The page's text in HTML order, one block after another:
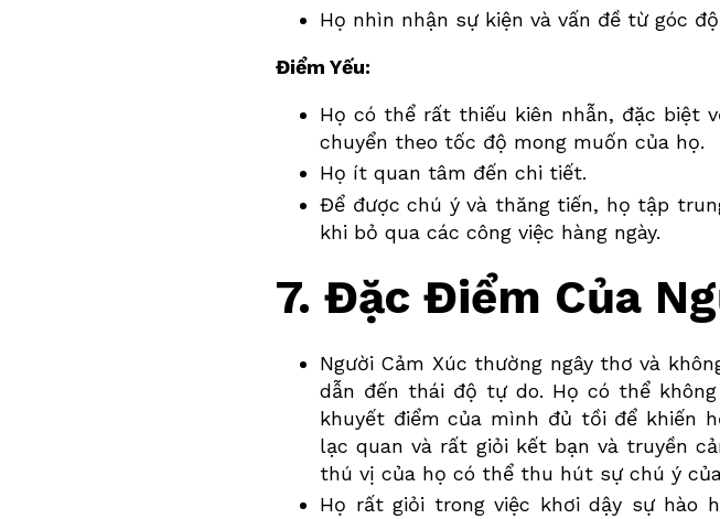
Họ nhìn nhận sự kiện và vấn đề từ góc
Điểm Yếu:
Họ có thể rất thiếu kiên nhẫn, đặc biệt
chuyển theo tốc độ mong muốn của họ.
Họ ít quan tâm đến chi tiết.
Để được chú ý và thăng tiến, họ tập
khi bỏ qua các công việc hàng ngày.
7. Đặc Điểm Của
Người Cảm Xúc thường ngây thơ và
dẫn đến thái độ tự do. Họ có thể
khuyết điểm của mình đủ tồi để khiến
lạc quan và rất giỏi kết bạn và truyền
thú vị của họ có thể thu hút sự chú ý
Họ rất giỏi trong việc khơi dậy sự hào